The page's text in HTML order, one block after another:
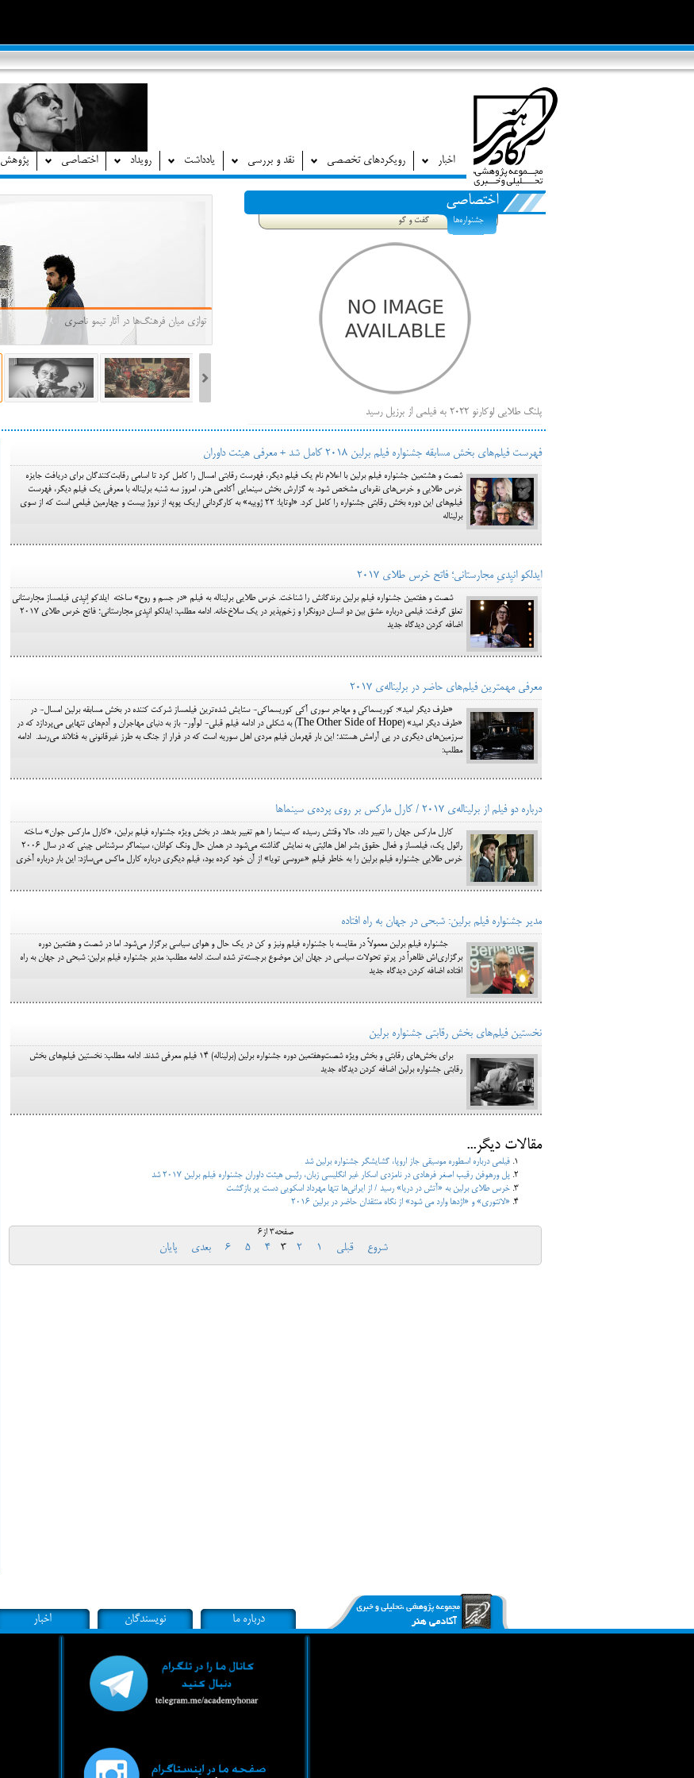
اخبار رویکردهای تخصصی نقد و بررسی یادداشت رویداد اختصاصی پژوهش
اختصاصی
جشنواره‌ها گفت و گو
پلنگ طلایی لوکارنو ۲۰۲۲ به فیلمی از برزیل رسید
فهرست فیلم‌های بخش مسابقه جشنواره فیلم ونیز ۲۰۲۲ مشخص شد، سهم پررنگ
ایرانی‌ها
بیرون راندن فیلم‌های منتسب به حامیان کرملین از جشنواره کن، راه برای مستقل‌ها
باز است
توازی میان فرهنگ‌ها در آثار تیمو ناصری
فهرست فیلم‌های بخش مسابقه جشنواره فیلم برلین 2018 کامل شد + معرفی هیئت داوران
شصت و هشتمین جشنواره فیلم برلین با اعلام نام یک فیلم دیگر، فهرست رقابتی امسال را کامل کرد تا اسامی رقابت‌کنندگان برای دریافت جایزه
خرس طلایی و خرس‌های نقره‌ای مشخص شود. به گزارش بخش سینمایی آکادمی هنر، امروز سه شنبه برلیناله با معرفی یک فیلم دیگر، فهرست
فیلم‌های این دوره بخش رقابتی جشنواره را کامل کرد. «اوتایا: ۲۲ ژوییه» به کارگردانی اریک پوپه از نروژ بیست و چهارمین فیلمی است که از سوی
برلیناله
ایدلکو انیِدیِ مجارستانی؛ فاتح خرس طلای 2017
شصت و هفتمین جشنواره فیلم برلین برندگانش را شناخت. خرس طلایی برلیناله به فیلم «در جسم و روح» ساخته ایلدکو اِنیِدی فیلمساز مجارستانی
تعلق گرفت: فیلمی درباره عشق بین دو انسان درونگرا و زخم‌پذیر در یک سلاخ‌خانه. ادامه مطلب: ایدلکو انیِدیِ مجارستانی؛ فاتح خرس طلای 2017
اضافه کردن دیدگاه جدید
معرفی مهمترین فیلم‌های حاضر در برلیناله‌ی 2017
«طرف دیگر امید»: کوریسماکی و مهاجر سوری آکی کوریسماکی- ستایش شده‌ترین فیلمساز شرکت کننده در بخش مسابقه برلین امسال- در
«طرف دیگر امید» (The Other Side of Hope) به شکلی در ادامه فیلم قبلی- لوآور- باز به دنیای مهاجران و آدم‌های تنهایی می‌پردازد که در
سرزمین‌های دیگری در پی آرامش هستند؛ این بار قهرمان فیلم مردی اهل سوریه است که در فرار از جنگ به طرز غیرقانونی به فنلاند می‌رسد. ادامه
مطلب:
درباره دو فیلم از برلیناله‌ی 2017 / کارل مارکس بر روی پرده‌ی سینماها
کارل مارکس جهان را تغییر داد، حالا وقتش رسیده که سینما را هم تغییر بدهد. در بخش ویژه جشنواره فیلم برلین، «کارل مارکس جوان» ساخته
رائول پک، فیلمساز و فعال حقوق بشر اهل هائیتی به نمایش گذاشته می‌شود. در همان حال ونگ کوانان، سینماگر سرشناس چینی که در سال ۲۰۰۶
خرس طلایی جشنواره فیلم برلین را به خاطر فیلم «عروسی تویا» از آن خود کرده بود، فیلم دیگری درباره کارل ماکس می‌سازد: این‌ بار درباره آخری
مدیر جشنواره فیلم برلین: شبحی در جهان به راه افتاده
جشنواره فیلم برلین معمولاً در مقایسه با جشنواره فیلم ونیز و کن در یک حال و هوای سیاسی برگزار می‌شود. اما در شصت و هفتمین دوره
برگزاری‌اش ظاهراً در پرتو تحولات سیاسی در جهان این موضوع برجسته‌تر شده است. ادامه مطلب: مدیر جشنواره فیلم برلین: شبحی در جهان به راه
افتاده اضافه کردن دیدگاه جدید
نخستین فیلم‌های بخش رقابتی جشنواره برلین
برای بخش‌های رقابتی و بخش ویژه شصت‌وهفتمین دوره جشنواره برلین (برلیناله) ۱۴ فیلم معرفی شدند. ادامه مطلب: نخستین فیلم‌های بخش
رقابتی جشنواره برلین اضافه کردن دیدگاه جدید
مقالات دیگر...
فیلمی درباره اسطوره موسیقی جاز اروپا، گشایشگر جشنواره برلین شد
پل ورهوفن رقیب اصغر فرهادی در نامزدی اسکار غیر انگلیسی زبان، رئیس هیئت داوران جشنواره فیلم برلین 2017 شد
خرس طلای برلین به «آتش در دریا» رسید / از ایرانی‌ها تنها مهرداد اسکویی دست پر بازگشت
«لانتوری» و «اژدها وارد می شود» از نگاه منتقدان حاضر در برلین 2016
صفحه3 از6
شروع قبلی 1
2
3
4
5
6 بعدی پایان
درباره ما نویسندگان اخبار